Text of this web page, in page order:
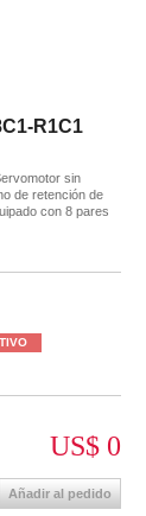
R1C1
sin
de retención de
con 8 pares
US$ 0
Añadir al pedido